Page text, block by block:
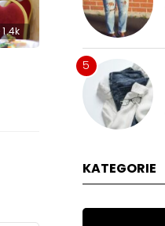
1.4k
5
KATEGORIE